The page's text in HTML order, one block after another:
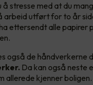
å stresse med at du
arbeid utført for to år
ettersendt alle papirer
også de håndverkerne
Da kan også neste
allerede kjenner boligen.